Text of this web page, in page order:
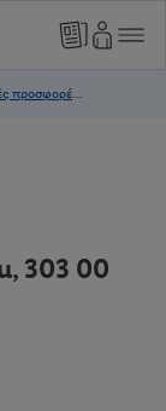
303 00